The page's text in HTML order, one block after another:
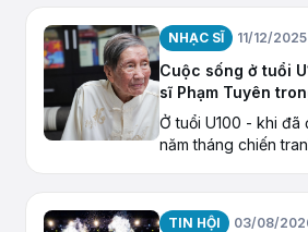
dựng và phát triển
NHẠC SĨ 11/12/2025
Cuộc sống ở tuổi
sĩ Phạm Tuyên
biệt
Ở tuổi U100 - khi đã
năm tháng chiến
sống bình dị
TIN HỘI 03/08/